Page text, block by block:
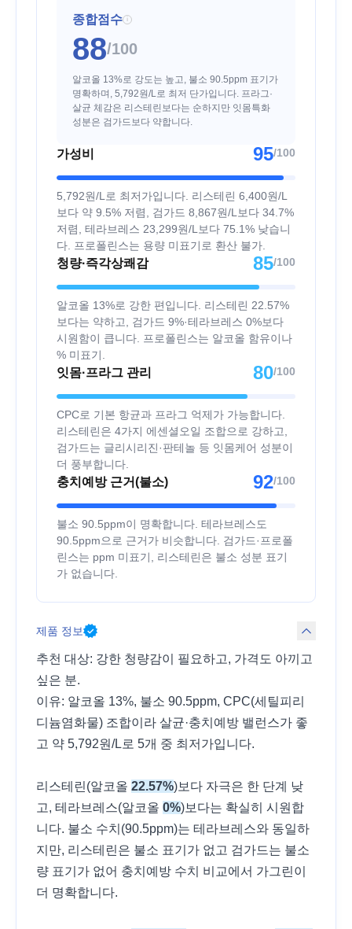
종합점수 i
88/100
알코올 13%로 강도는 높고, 불소 90.5ppm 표기가
명확하며, 5,792원/L로 최저 단가입니다. 프라그·
살균 체감은 리스테린보다는 순하지만 잇몸특화
성분은 검가드보다 약합니다.
가성비 95/100
5,792원/L로 최저가입니다. 리스테린 6,400원/L
보다 약 9.5% 저렴, 검가드 8,867원/L보다 34.7%
저렴, 테라브레스 23,299원/L보다 75.1% 낮습니
다. 프로폴린스는 용량 미표기로 환산 불가.
청량·즉각상쾌감 85/100
알코올 13%로 강한 편입니다. 리스테린 22.57%
보다는 약하고, 검가드 9%·테라브레스 0%보다
시원함이 큽니다. 프로폴린스는 알코올 함유이나
% 미표기.
잇몸·프라그 관리 80/100
CPC로 기본 항균과 프라그 억제가 가능합니다.
리스테린은 4가지 에센셜오일 조합으로 강하고,
검가드는 글리시리진·판테놀 등 잇몸케어 성분이
더 풍부합니다.
충치예방 근거(불소) 92/100
불소 90.5ppm이 명확합니다. 테라브레스도
90.5ppm으로 근거가 비슷합니다. 검가드·프로폴
린스는 ppm 미표기, 리스테린은 불소 성분 표기
가 없습니다.
제품 정보
추천 대상: 강한 청량감이 필요하고, 가격도 아끼고
싶은 분.
이유: 알코올 13%, 불소 90.5ppm, CPC(세틸피리
디늄염화물) 조합이라 살균·충치예방 밸런스가 좋
고 약 5,792원/L로 5개 중 최저가입니다.
리스테린(알코올 22.57%)보다 자극은 한 단계 낮
고, 테라브레스(알코올 0%)보다는 확실히 시원합
니다. 불소 수치(90.5ppm)는 테라브레스와 동일하
지만, 리스테린은 불소 표기가 없고 검가드는 불소
량 표기가 없어 충치예방 수치 비교에서 가그린이
더 명확합니다.